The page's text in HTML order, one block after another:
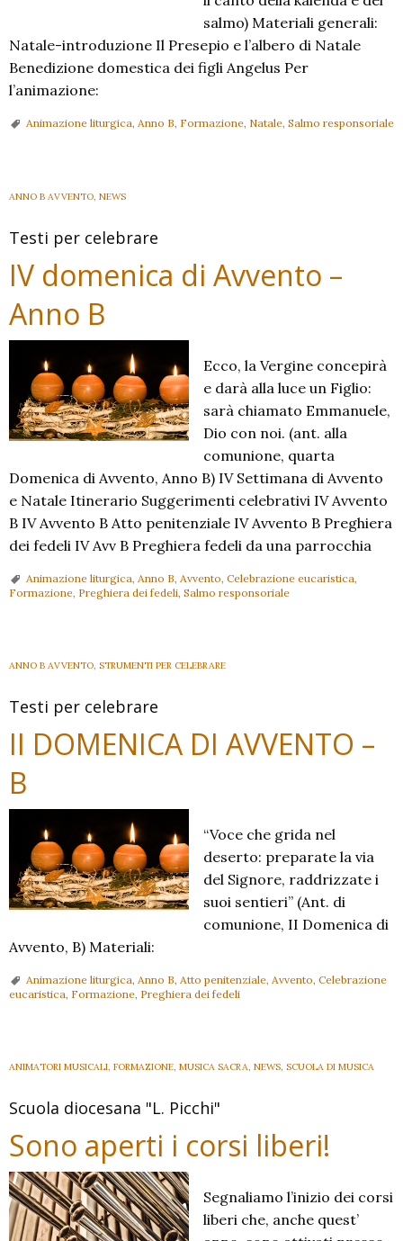
salmo) Materiali generali:
Natale-introduzione Il Presepio e l’albero di Natale
Benedizione domestica dei figli Angelus Per
l’animazione:
Animazione liturgica, Anno B, Formazione, Natale, Salmo responsoriale
ANNO B AVVENTO, NEWS
Testi per celebrare
IV domenica di Avvento –
Anno B
Ecco, la Vergine concepirà
e darà alla luce un Figlio:
sarà chiamato Emmanuele,
Dio con noi. (ant. alla
comunione, quarta
Domenica di Avvento, Anno B) IV Settimana di Avvento
e Natale Itinerario Suggerimenti celebrativi IV Avvento
B IV Avvento B Atto penitenziale IV Avvento B Preghiera
dei fedeli IV Avv B Preghiera fedeli da una parrocchia
Animazione liturgica, Anno B, Avvento, Celebrazione eucaristica,
Formazione, Preghiera dei fedeli, Salmo responsoriale
ANNO B AVVENTO, STRUMENTI PER CELEBRARE
Testi per celebrare
II DOMENICA DI AVVENTO –
B
“Voce che grida nel
deserto: preparate la via
del Signore, raddrizzate i
suoi sentieri” (Ant. di
comunione, II Domenica di
Avvento, B) Materiali:
Animazione liturgica, Anno B, Atto penitenziale, Avvento, Celebrazione
eucaristica, Formazione, Preghiera dei fedeli
ANIMATORI MUSICALI, FORMAZIONE, MUSICA SACRA, NEWS, SCUOLA DI MUSICA
Scuola diocesana "L. Picchi"
Sono aperti i corsi liberi!
Segnaliamo l’inizio dei corsi
liberi che, anche quest’